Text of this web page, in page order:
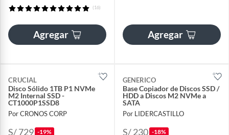
(16)
Agregar Agregar
CRUCIAL
Disco Sólido 1TB P1 NVMe
M2 Internal SSD -
CT1000P1SSD8
Por CRONOS CORP
S/ 729 -19%
GENERICO
Base Copiador de Discos SSD /
HDD a Discos M2 NVMe a
SATA
Por LIDERCASTILLO
S/ 230 -18%